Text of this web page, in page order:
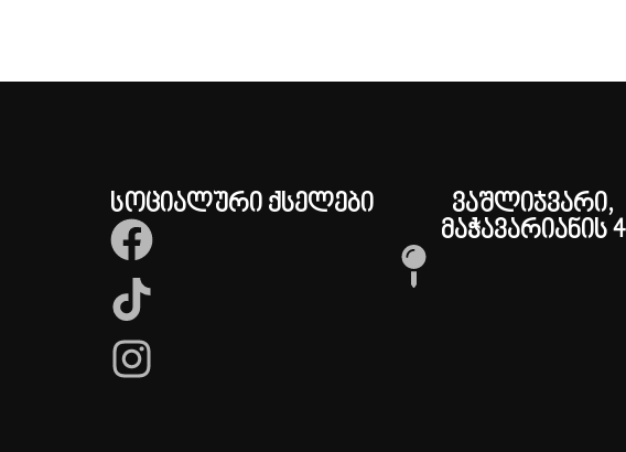
სოციალური ქსელები
ვაშლიჯვარი,
მაჭავარიანის 4